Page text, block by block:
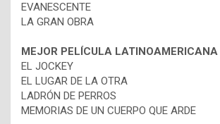
EVANESCENTE
LA GRAN OBRA
MEJOR PELÍCULA LATINOAMERICANA
EL JOCKEY
EL LUGAR DE LA OTRA
LADRÓN DE PERROS
MEMORIAS DE UN CUERPO QUE ARDE